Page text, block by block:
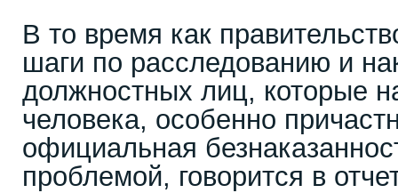
В то время как
шаги по расследованию и
должностных лиц, которые
человека, особенно
официальная
проблемой, говорится в